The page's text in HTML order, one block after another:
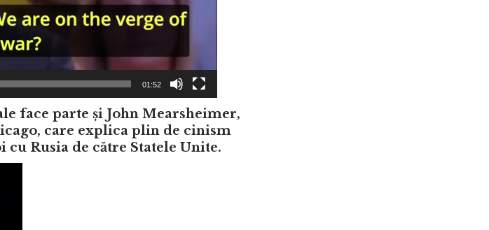
01:52
face parte și John Mearsheimer,
care explica plin de cinism
Rusia de către Statele Unite.